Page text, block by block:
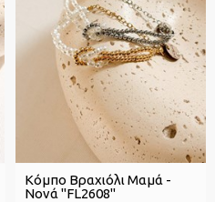
Κόμπο Βραχιόλι Μαμά -
Νονά "FL2608"